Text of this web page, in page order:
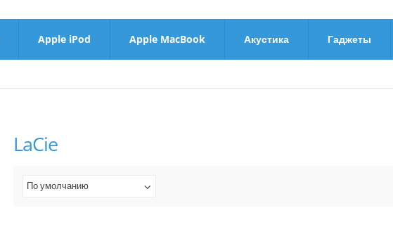
Apple iPod Apple MacBook Акустика Гаджеты
LaCie
По умолчанию